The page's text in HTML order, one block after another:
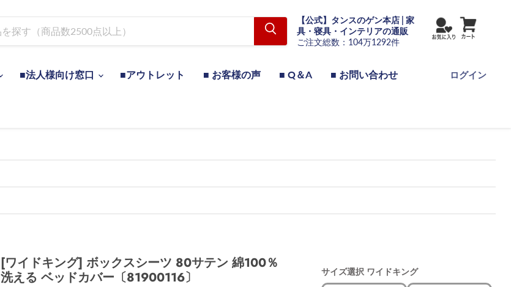
【公式】タンスのゲン本店 | 家
具・寝具・インテリアの通販
ご注文総数：104万1292件
■法人様向け窓口 ■アウトレット ■ お客様の声 ■ Q＆A ■ お問い合わせ ログイン
[ワイドキング] ボックスシーツ 80サテン 綿100％
洗える ベッドカバー〔81900116〕
サイズ選択 ワイドキング